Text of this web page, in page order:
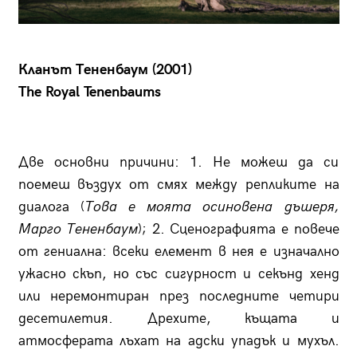
Кланът Тененбаум (2001)
The Royal Tenenbaums
Две основни причини: 1. Не можеш да си
поемеш въздух от смях между репликите на
диалога (Това е моята осиновена дъшеря,
Марго Тененбаум); 2. Сценографията е повече
от гениална: всеки елемент в нея е изначално
ужасно скъп, но със сигурност и секънд хенд
или неремонтиран през последните четири
десетилетия. Дрехите, къщата и
атмосферата лъхат на адски упадък и мухъл.